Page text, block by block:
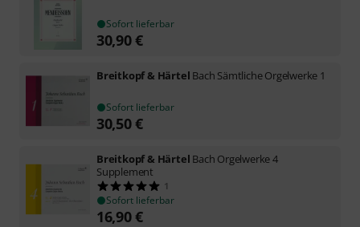
Sofort lieferbar
30,90€
Breitkopf & Härtel Bach Sämtliche Orgelwerke 1
Sofort lieferbar
30,50€
Breitkopf & Härtel Bach Orgelwerke 4
Supplement
1
Sofort lieferbar
16,90€